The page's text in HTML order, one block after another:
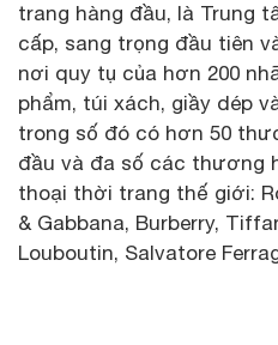
trang hàng đầu, là Trung
cấp, sang trọng đầu tiên
nơi quy tụ của hơn 200
phẩm, túi xách, giầy dép
trong số đó có hơn 50
đầu và đa số các thương
thoại thời trang thế giới:
& Gabbana, Burberry,
Louboutin, Salvatore